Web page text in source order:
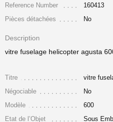
Reference Number
160413
Pièces détachées
No
Description
vitre fuselage helicopter agusta
Titre
vitre
Négociable
No
Modèle
600
Etat de l’Objet
Sous